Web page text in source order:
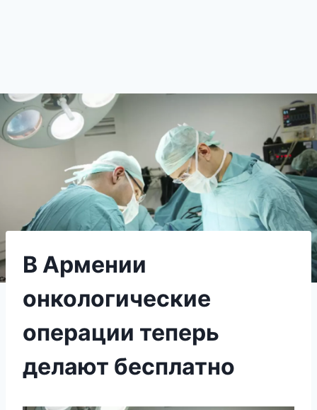
B Aрмении
онкологические
операции теперь
делают бесплатнο